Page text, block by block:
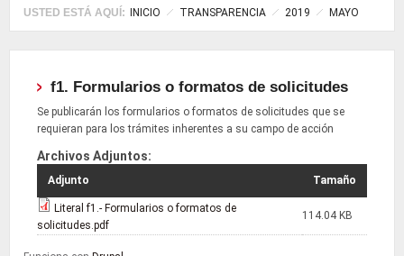
USTED ESTÁ AQUÍ: INICIO TRANSPARENCIA 2019 MAYO
f1. Formularios o formatos de solicitudes
Se publicarán los formularios o formatos de solicitudes que se
requieran para los trámites inherentes a su campo de acción
Archivos Adjuntos:
Adjunto Tamaño
Literal f1.- Formularios o formatos de
solicitudes.pdf
114.04 KB